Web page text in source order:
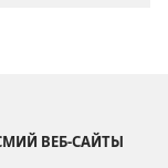
ВЕБ-САЙТЫ